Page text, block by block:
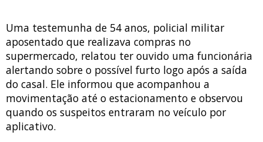
Uma testemunha de 54 anos, policial militar
aposentado que realizava compras no
supermercado, relatou ter ouvido uma funcionária
alertando sobre o possível furto logo após a saída
do casal. Ele informou que acompanhou a
movimentação até o estacionamento e observou
quando os suspeitos entraram no veículo por
aplicativo.